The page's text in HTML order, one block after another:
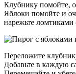
Клубнику помойте,
Яблоки помойте и
нарежьте ломтиками
Переложите
Добавьте в каждую